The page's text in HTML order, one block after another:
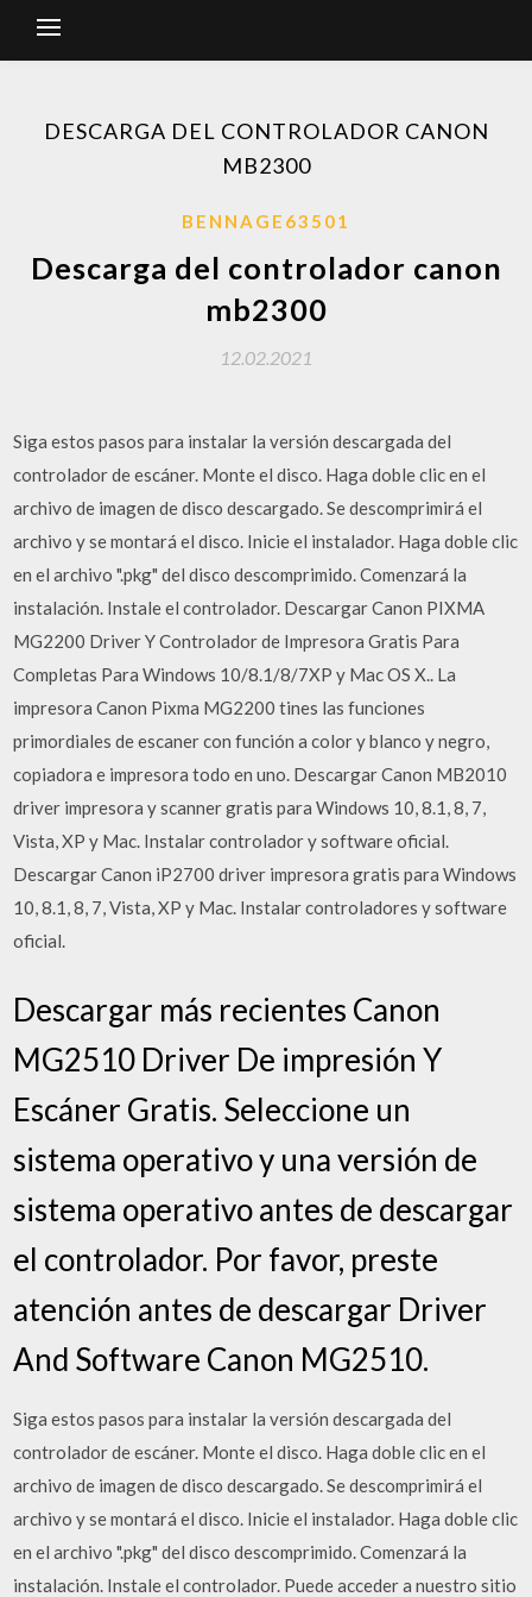
DESCARGA DEL CONTROLADOR CANON
MB2300
BENNAGE63501
Descarga del controlador canon
mb2300
12.02.2021
Siga estos pasos para instalar la versión descargada del
controlador de escáner. Monte el disco. Haga doble clic en el
archivo de imagen de disco descargado. Se descomprimirá el
archivo y se montará el disco. Inicie el instalador. Haga doble clic
en el archivo ".pkg" del disco descomprimido. Comenzará la
instalación. Instale el controlador. Descargar Canon PIXMA
MG2200 Driver Y Controlador de Impresora Gratis Para
Completas Para Windows 10/8.1/8/7XP y Mac OS X.. La
impresora Canon Pixma MG2200 tines las funciones
primordiales de escaner con función a color y blanco y negro,
copiadora e impresora todo en uno. Descargar Canon MB2010
driver impresora y scanner gratis para Windows 10, 8.1, 8, 7,
Vista, XP y Mac. Instalar controlador y software oficial.
Descargar Canon iP2700 driver impresora gratis para Windows
10, 8.1, 8, 7, Vista, XP y Mac. Instalar controladores y software
oficial.
Descargar más recientes Canon
MG2510 Driver De impresión Y
Escáner Gratis. Seleccione un
sistema operativo y una versión de
sistema operativo antes de descargar
el controlador. Por favor, preste
atención antes de descargar Driver
And Software Canon MG2510.
Siga estos pasos para instalar la versión descargada del
controlador de escáner. Monte el disco. Haga doble clic en el
archivo de imagen de disco descargado. Se descomprimirá el
archivo y se montará el disco. Inicie el instalador. Haga doble clic
en el archivo ".pkg" del disco descomprimido. Comenzará la
instalación. Instale el controlador. Puede acceder a nuestro sitio